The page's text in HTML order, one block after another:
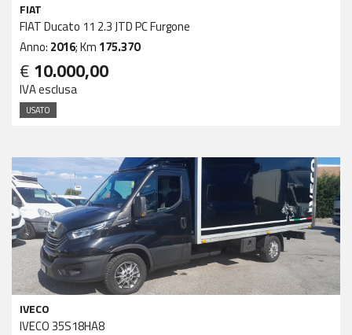
FIAT
FIAT Ducato 11 2.3 JTD PC Furgone
Anno: 2016; Km 175.370
€ 10.000,00
IVA esclusa
USATO
IVECO
IVECO 35S18HA8